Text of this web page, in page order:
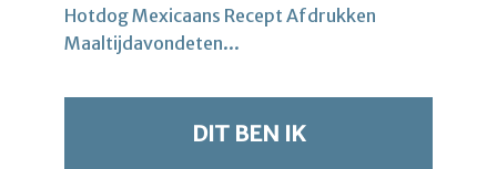
Hotdog Mexicaans Recept Afdrukken
Maaltijdavondeten...
DIT BEN IK